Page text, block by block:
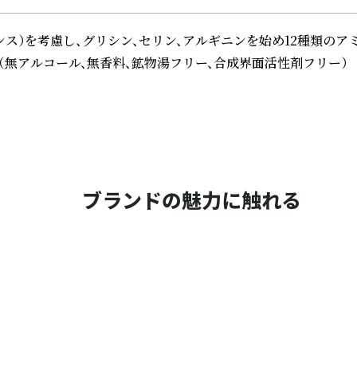
慮し、グリシン、セリン、アルギニンを始め12種類
ルコール、無香料、鉱物湯フリー、合成界面活性剤フリー）
ブランドの魅力に触れる